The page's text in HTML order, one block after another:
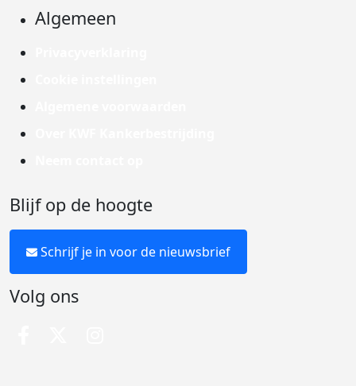
Algemeen
Blijf op de hoogte
Schrijf je in voor de nieuwsbrief
Volg ons